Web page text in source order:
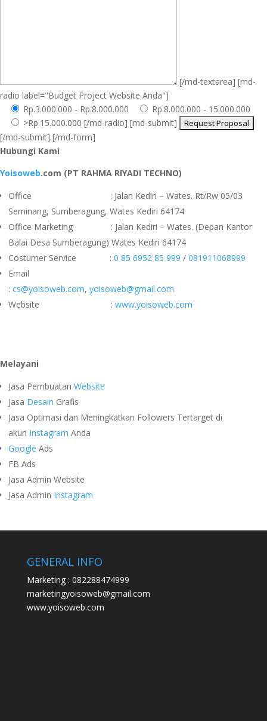
[/md-textarea] [md-
radio label="Budget Project Website Anda"]
Rp.3.000.000 - Rp.8.000.000
Rp.8.000.000 - 15.000.000
>Rp.15.000.000 [/md-radio] [md-submit]
[/md-submit] [/md-form]
Hubungi Kami
Yoisoweb.com (PT RAHMA RIYADI TECHNO)
Office : Jalan Kediri – Wates. Rt/Rw 05/03
Seminang, Sumberagung, Wates Kediri 64174
Office Marketing : Jalan Kediri – Wates. (Depan Kantor
Balai Desa Sumberagung) Wates Kediri 64174
Costumer Service : 0 85 6952 85 999 / 081911068999
Email
: cs@yoisoweb.com, yoisoweb@gmail.com
Website : www.yoisoweb.com
Melayani
Jasa Pembuatan Website
Jasa Desain Grafis
Jasa Optimasi dan Meningkatkan Followers Tertarget di
akun Instagram Anda
Google Ads
FB Ads
Jasa Admin Website
Jasa Admin Instagram
GENERAL INFO
Marketing : 082288474999
marketingyoisoweb@gmail.com
www.yoisoweb.com